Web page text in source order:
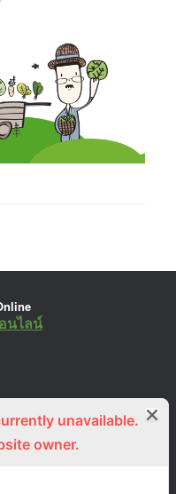
นไลน์
Cafe
อินทรีย์
unavailable.
owner.